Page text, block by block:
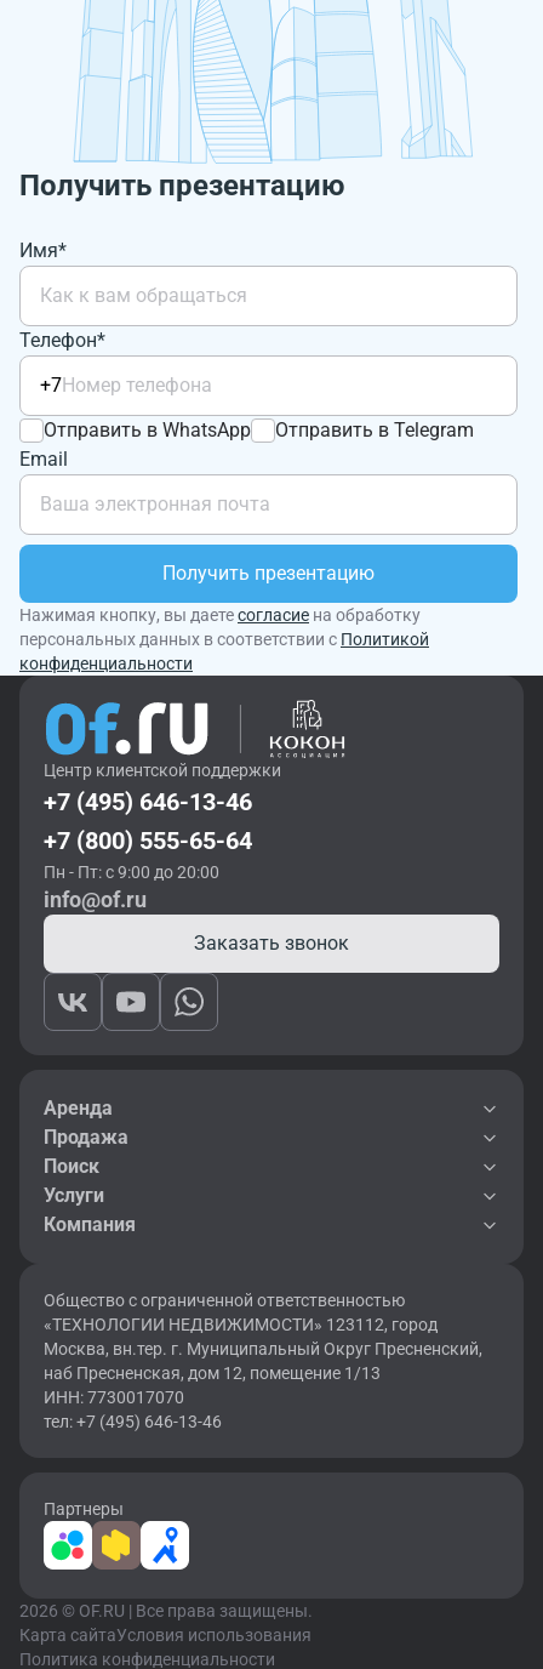
Получить презентацию
Имя*
Телефон*
+7
Отправить в WhatsApp
Отправить в Telegram
Email
Получить презентацию
Нажимая кнопку, вы даетесогласие на обработку
персональных данных в соответствии с Политикой
конфиденциальности
Центр клиентской поддержки
+7 (495) 646-13-46
+7 (800) 555-65-64
Пн - Пт: с 9:00 до 20:00
info@of.ru
Заказать звонок
Аренда
Продажа
Поиск
Услуги
Компания
Общество с ограниченной ответственностью
«ТЕХНОЛОГИИ НЕДВИЖИМОСТИ» 123112, город
Москва, вн.тер. г. Муниципальный Округ Пресненский,
наб Пресненская, дом 12, помещение 1/13
ИНН: 7730017070
тел: +7 (495) 646-13-46
Партнеры
2026 © OF.RU | Все права защищены.
Карта сайтаУсловия использования
Политика конфиденциальности